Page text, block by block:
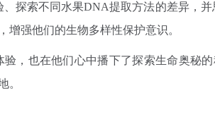
探索不同水果DNA提取方法的差异，并
强他们的生物多样性保护意识。
也在他们心中播下了探索生命奥秘
。